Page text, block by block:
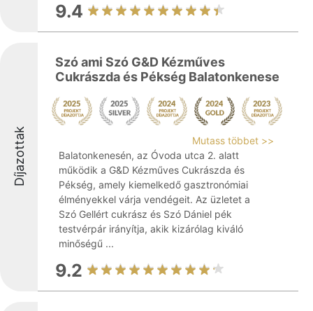
9.4
Díjazottak
Szó ami Szó G&D Kézműves
Cukrászda és Pékség Balatonkenese
Mutass többet >>
Balatonkenesén, az Óvoda utca 2. alatt
működik a G&D Kézműves Cukrászda és
Pékség, amely kiemelkedő gasztronómiai
élményekkel várja vendégeit. Az üzletet a
Szó Gellért cukrász és Szó Dániel pék
testvérpár irányítja, akik kizárólag kiváló
minőségű ...
9.2